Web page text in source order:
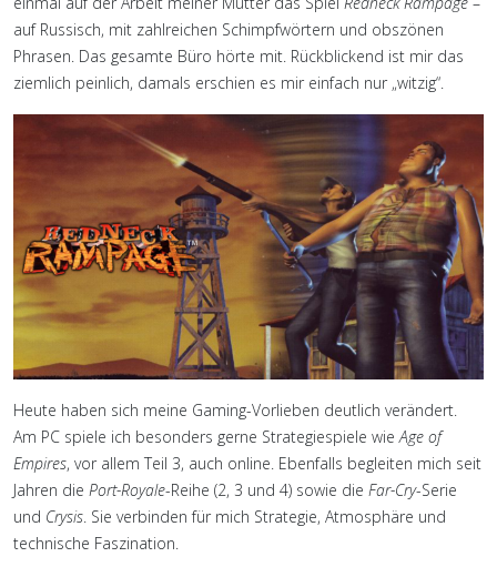
auf Russisch, mit zahlreichen Schimpfwörtern und obszönen
Phrasen. Das gesamte Büro hörte mit. Rückblickend ist mir das
ziemlich peinlich, damals erschien es mir einfach nur „witzig“.
Heute haben sich meine Gaming-Vorlieben deutlich verändert.
Am PC spiele ich besonders gerne Strategiespiele wieAge of
Empires, vor allem Teil 3, auch online. Ebenfalls begleiten mich seit
Jahren die Port-Royale-Reihe (2, 3 und 4) sowie die Far-Cry-Serie
und Crysis. Sie verbinden für mich Strategie, Atmosphäre und
technische Faszination.